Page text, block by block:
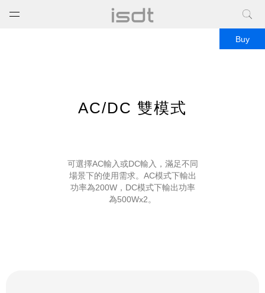
打开菜单
Buy
AC/DC 雙模式
可選擇AC輸入或DC輸入，滿足不同
場景下的使用需求。AC模式下輸出
功率為200W，DC模式下輸出功率
為500Wx2。